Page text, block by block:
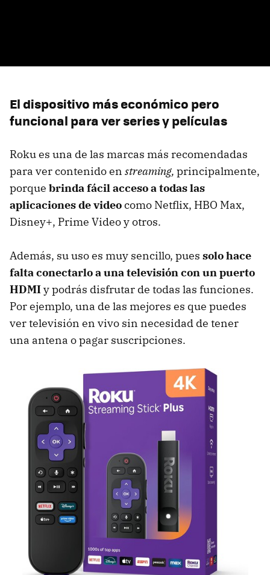
El dispositivo más económico pero
funcional para ver series y películas
Roku es una de las marcas más recomendadas
para ver contenido en streaming, principalmente,
porque brinda fácil acceso a todas las
aplicaciones de videocomo Netflix, HBO Max,
Disney+, Prime Video y otros.
Además, su uso es muy sencillo, pues solo hace
falta conectarlo a una televisión con un puerto
HDMIy podrás disfrutar de todas las funciones.
Por ejemplo, una de las mejores es que puedes
ver televisión en vivo sin necesidad de tener
una antena o pagar suscripciones.